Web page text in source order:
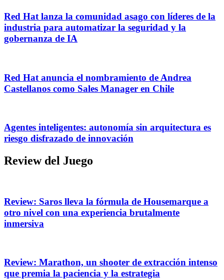
Red Hat lanza la comunidad asago con líderes de la
industria para automatizar la seguridad y la
gobernanza de IA
Red Hat anuncia el nombramiento de Andrea
Castellanos como Sales Manager en Chile
Agentes inteligentes: autonomía sin arquitectura es
riesgo disfrazado de innovación
Review del Juego
Review: Saros lleva la fórmula de Housemarque a
otro nivel con una experiencia brutalmente
inmersiva
Review: Marathon, un shooter de extracción intenso
que premia la paciencia y la estrategia